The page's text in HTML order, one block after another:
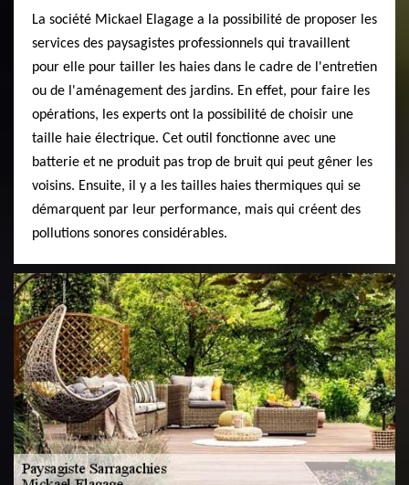
La société Mickael Elagage a la possibilité de proposer les
services des paysagistes professionnels qui travaillent
pour elle pour tailler les haies dans le cadre de l'entretien
ou de l'aménagement des jardins. En effet, pour faire les
opérations, les experts ont la possibilité de choisir une
taille haie électrique. Cet outil fonctionne avec une
batterie et ne produit pas trop de bruit qui peut gêner les
voisins. Ensuite, il y a les tailles haies thermiques qui se
démarquent par leur performance, mais qui créent des
pollutions sonores considérables.